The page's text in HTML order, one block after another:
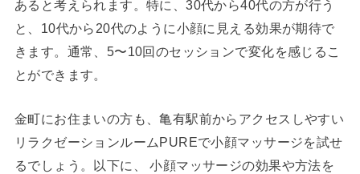
あると考えられます。特に、30代から40代の方が行う
と、10代から20代のように小顔に見える効果が期待で
きます。通常、5〜10回のセッションで変化を感じるこ
とができます。
金町にお住まいの方も、亀有駅前からアクセスしやすい
リラクゼーションルームPUREで小顔マッサージを試せ
るでしょう。以下に、 小顔マッサージの効果や方法を